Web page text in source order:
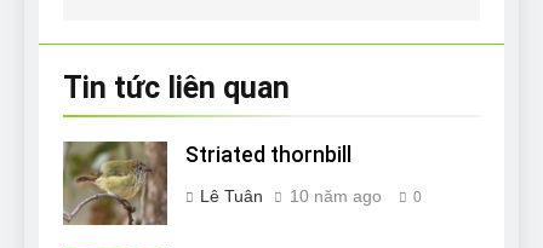
Tin tức liên quan
Striated thornbill
Lê Tuân 10 năm ago 0